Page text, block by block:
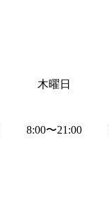
木曜日
8:00〜21:00